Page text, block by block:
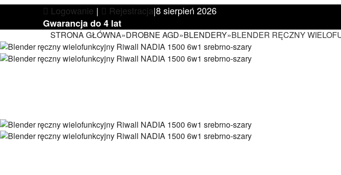
Logowanie | Rejestracja|8 sierpień 2026
Gwarancja do 4 lat
STRONA GŁÓWNA»DROBNE AGD»BLENDERY»BLENDER RĘCZNY